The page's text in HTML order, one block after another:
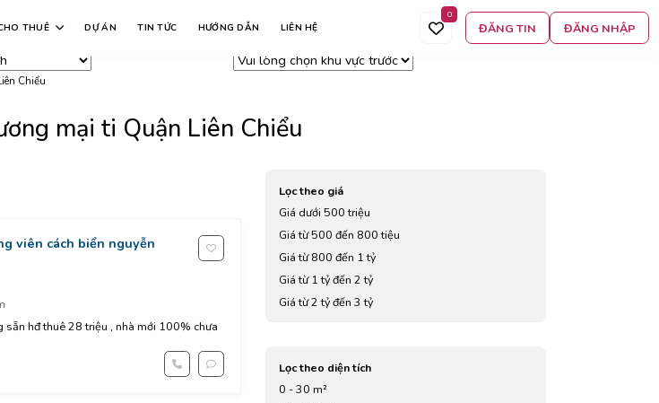
THUÊ DỰ ÁN TIN TỨC HƯỚNG DẪN LIÊN HỆ
0
ĐĂNG TIN ĐĂNG NHẬP
Tất cả Tất cả
Dự án
Tất cả Tìm kiếm
Chiểu
mại ti Quận Liên Chiểu
viên cách biển nguyễn
sẵn hđ thuê 28 triệu , nhà mới 100% chưa
Lọc theo giá
Giá dưới 500 triệu
Giá từ 500 đến 800 tiệu
Giá từ 800 đến 1 tỷ
Giá từ 1 tỷ đến 2 tỷ
Giá từ 2 tỷ đến 3 tỷ
Lọc theo diện tích
0 - 30 m²